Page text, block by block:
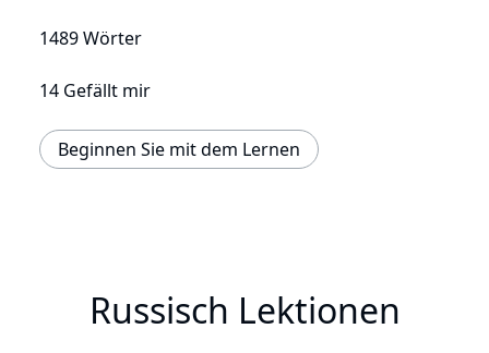
1489 Wörter
14 Gefällt mir
Beginnen Sie mit dem Lernen
Russisch Lektionen